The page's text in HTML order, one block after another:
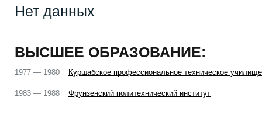
Нет данных
ВЫСШЕЕ ОБРАЗОВАНИЕ:
1977 — 1980 Куршабское профессиональное техническое
1983 — 1988 Фрунзенский политехнический институт